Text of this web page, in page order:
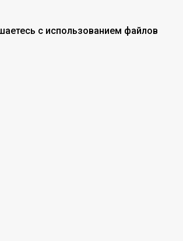
с использованием файлов